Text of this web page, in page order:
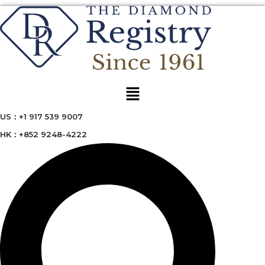
Menu
US：+1 917 539 9007
HK：+852 9248-4222